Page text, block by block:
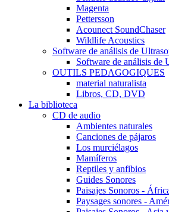
Magenta
Pettersson
Acounect SoundChaser
Wildlife Acoustics
Software de análisis de
Software de análisis de
OUTILS PEDAGOGIQUES
material naturalista
Libros, CD, DVD
La biblioteca
CD de audio
Ambientes naturales
Canciones de pájaros
Los murciélagos
Mamíferos
Reptiles y anfibios
Guides Sonores
Paisajes Sonoros -
Paysages sonores -